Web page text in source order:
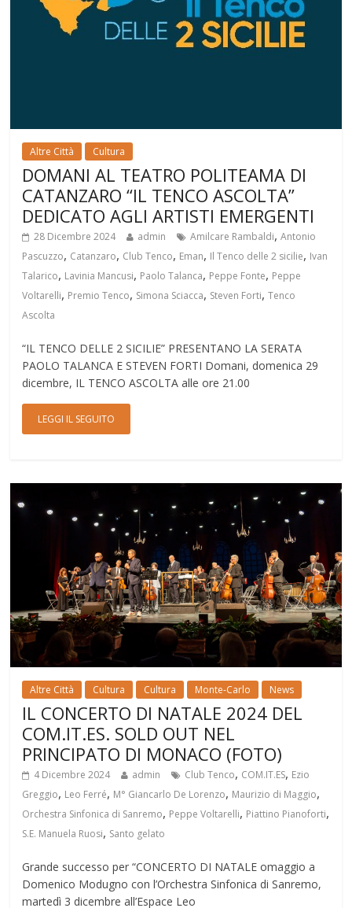
Altre Città Cultura
DOMANI AL TEATRO POLITEAMA DI
CATANZARO “IL TENCO ASCOLTA”
DEDICATO AGLI ARTISTI EMERGENTI
28 Dicembre 2024 admin Amilcare Rambaldi,Antonio
Pascuzzo, Catanzaro, Club Tenco, Eman, Il Tenco delle 2 sicilie, Ivan
Talarico, Lavinia Mancusi, Paolo Talanca, Peppe Fonte, Peppe
Voltarelli, Premio Tenco, Simona Sciacca, Steven Forti,Tenco
Ascolta
“IL TENCO DELLE 2 SICILIE” PRESENTANO LA SERATA
PAOLO TALANCA E STEVEN FORTI Domani, domenica 29
dicembre, IL TENCO ASCOLTA alle ore 21.00
LEGGI IL SEGUITO
Altre Città Cultura Cultura Monte-Carlo News
IL CONCERTO DI NATALE 2024 DEL
COM.IT.ES. SOLD OUT NEL
PRINCIPATO DI MONACO (FOTO)
4 Dicembre 2024 admin Club Tenco, COM.IT.ES, Ezio
Greggio, Leo Ferré, M° Giancarlo De Lorenzo, Maurizio di Maggio,
Orchestra Sinfonica di Sanremo, Peppe Voltarelli, Piattino Pianoforti,
S.E. Manuela Ruosi, Santo gelato
Grande successo per “CONCERTO DI NATALE omaggio a
Domenico Modugno con l’Orchestra Sinfonica di Sanremo,
martedì 3 dicembre all’Espace Leo